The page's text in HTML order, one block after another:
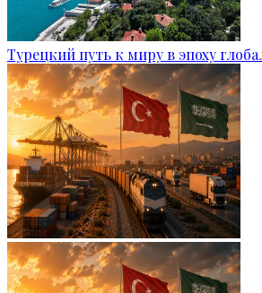
Турецкий путь к миру в эпоху